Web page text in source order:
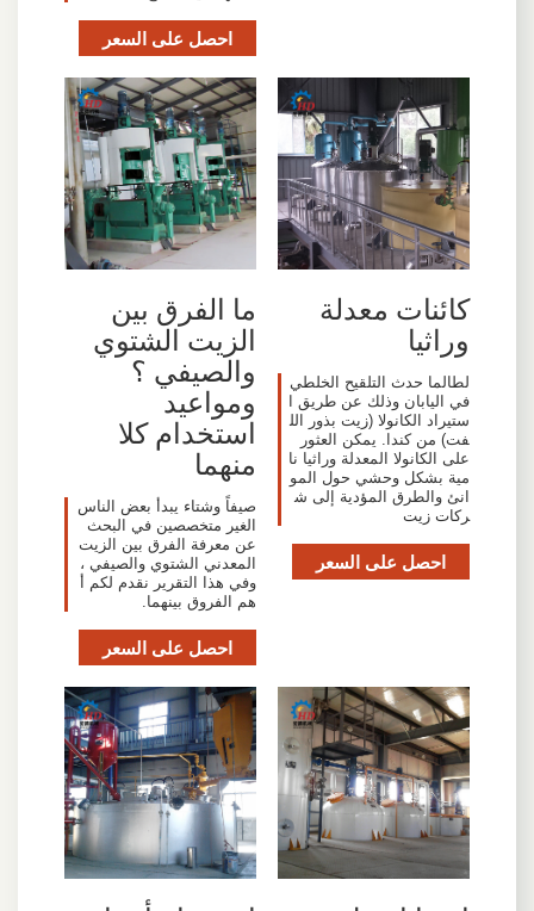
احصل على السعر
كائنات معدلة
وراثيا
لطالما حدث التلقيح الخلطي
في اليابان وذلك عن طريق ا
ستيراد الكانولا (زيت بذور الل
فت) من كندا. يمكن العثور
على الكانولا المعدلة وراثيا نا
مية بشكل وحشي حول المو
انئ والطرق المؤدية إلى ش
ركات زيت
احصل على السعر
ما الفرق بين
الزيت الشتوي
والصيفي ؟
ومواعيد
استخدام كلا
منهما
صيفاً وشتاء يبدأ بعض الناس
الغير متخصصين في البحث
عن معرفة الفرق بين الزيت
المعدني الشتوي والصيفي ،
وفي هذا التقرير نقدم لكم أ
هم الفروق بينهما.
احصل على السعر